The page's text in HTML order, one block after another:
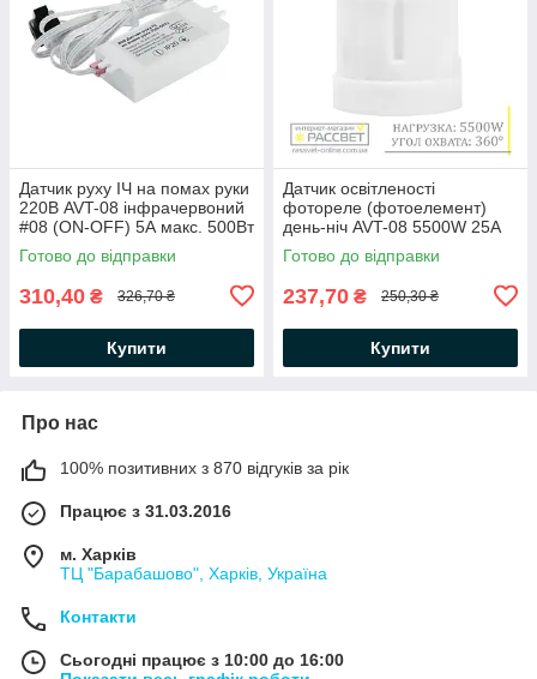
Датчик руху ІЧ на помах руки
220В AVT-08 інфрачервоний
#08 (ON-OFF) 5А макс. 500Вт
IP20 90х36х21мм
Готово до відправки
310,40 ₴ 326,70 ₴
Купити
Датчик освітленості
фотореле (фотоелемент)
день-ніч AVT-08 5500W 25A
IP44 SEN27
Готово до відправки
237,70 ₴ 250,30 ₴
Купити
Про нас
100% позитивних з 870 відгуків за рік
Працює з 31.03.2016
м. Харків
ТЦ "Барабашово", Харків, Україна
Контакти
Сьогодні працює з 10:00 до 16:00